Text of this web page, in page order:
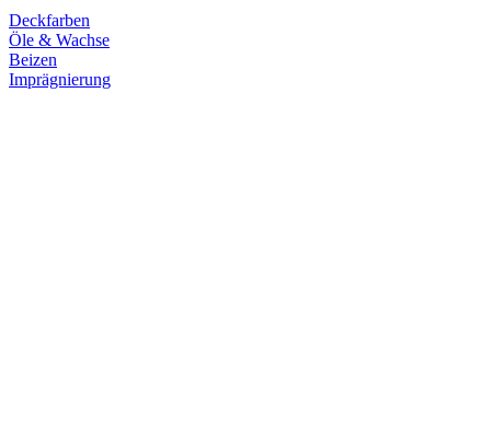
Deckfarben
Öle & Wachse
Beizen
Imprägnierung